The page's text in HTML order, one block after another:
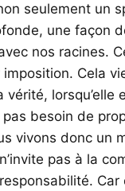
seulement un
une façon
nos racines.
Cela
vérité, lorsqu’elle
pas besoin de
vivons donc un
pas à la
Car